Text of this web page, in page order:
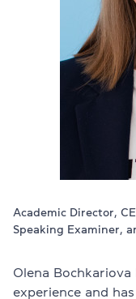
свой
Оставить заявку
(044) 580 11 00
(063) 580 11 00
(098) 580 11 00
Посмотреть на
Academic Director,
Speaking Examiner,
Olena
experience and